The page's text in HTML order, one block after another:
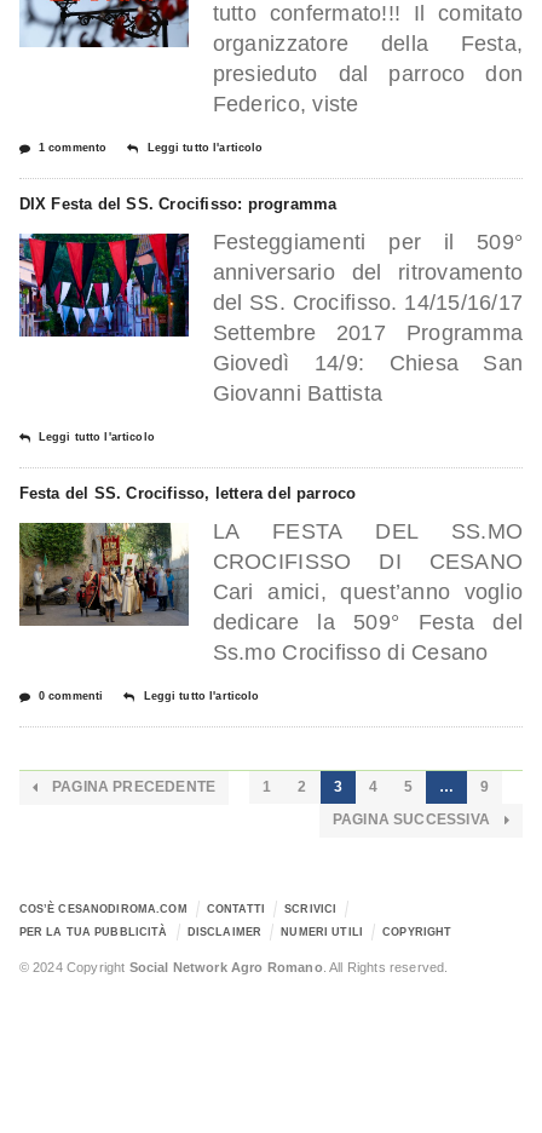
tutto confermato!!! Il comitato
organizzatore della Festa,
presieduto dal parroco don
Federico, viste
1 commento Leggi tutto l'articolo
DIX Festa del SS. Crocifisso: programma
Festeggiamenti per il 509°
anniversario del ritrovamento
del SS. Crocifisso. 14/15/16/17
Settembre 2017 Programma
Giovedì 14/9: Chiesa San
Giovanni Battista
Leggi tutto l'articolo
Festa del SS. Crocifisso, lettera del parroco
LA FESTA DEL SS.MO
CROCIFISSO DI CESANO
Cari amici, quest’anno voglio
dedicare la 509° Festa del
Ss.mo Crocifisso di Cesano
0 commenti Leggi tutto l'articolo
PAGINA PRECEDENTE 1 2 3 4 5 …
9
PAGINA SUCCESSIVA
COS’È CESANODIROMA.COM CONTATTI
SCRIVICI
PER LA TUA PUBBLICITÀ
DISCLAIMER NUMERI UTILI COPYRIGHT
© 2024 Copyright Social Network Agro Romano. All Rights reserved.